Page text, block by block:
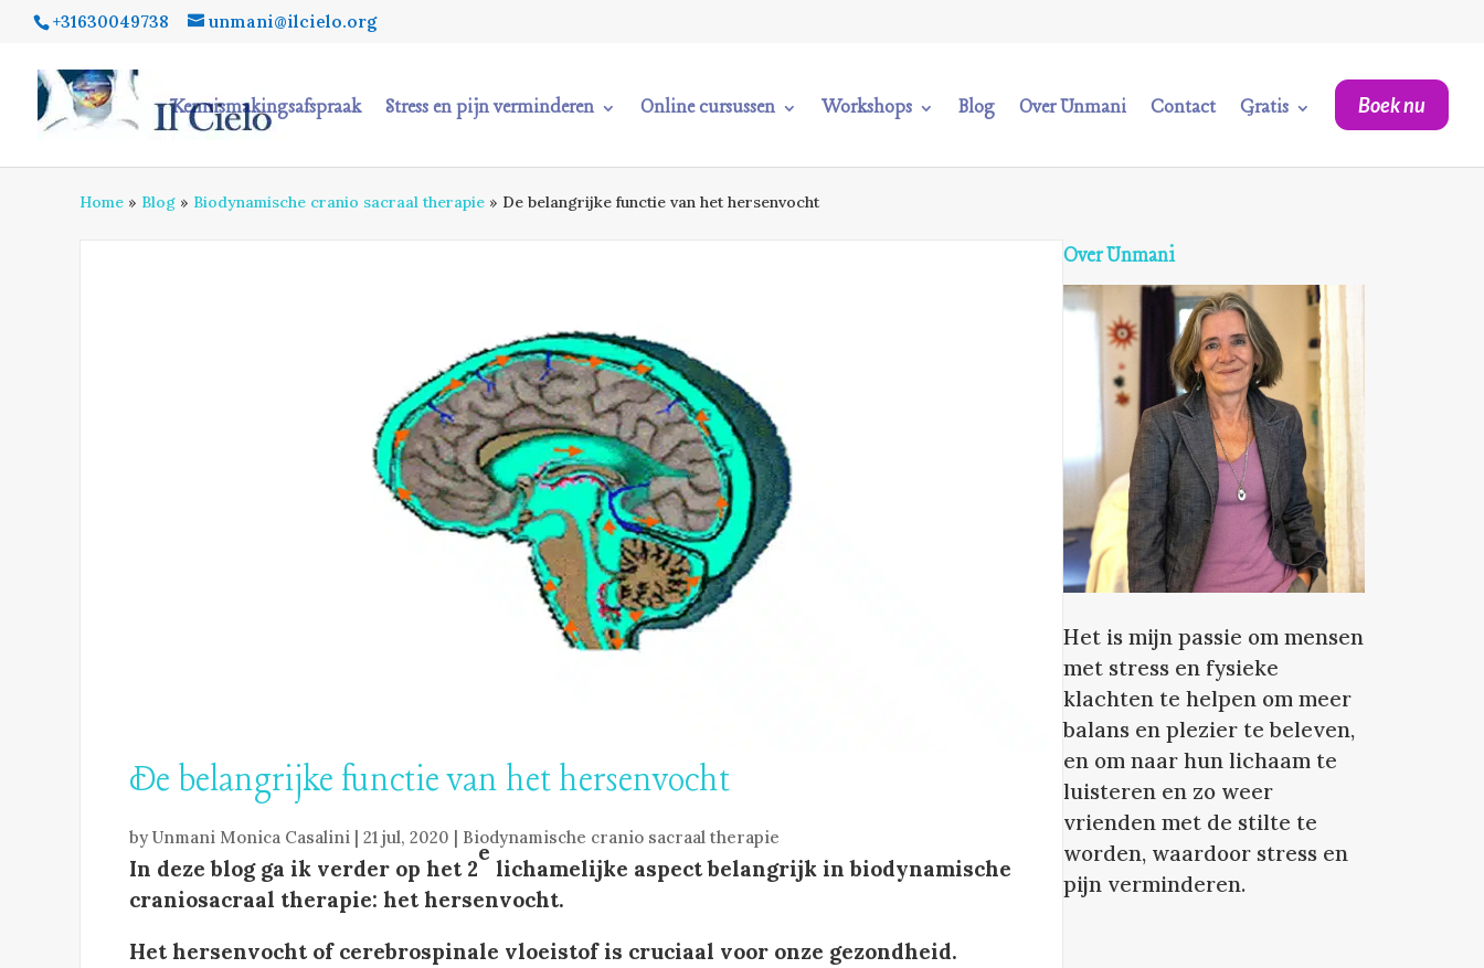
+31630049738 unmani@ilcielo.org
Kennismakingsafspraak Stress en pijn verminderen Online cursussen Workshops Blog Over Unmani Contact Gratis Boek nu
Home » Blog » Biodynamische cranio sacraal therapie » De belangrijke functie van het hersenvocht
De belangrijke functie van het hersenvocht
byUnmani Monica Casalini |21 jul, 2020 | Biodynamische cranio sacraal therapie
In deze blog ga ik verder op het 2
e
lichamelijke aspect belangrijk in biodynamische
craniosacraal therapie: het hersenvocht.
Het hersenvocht of cerebrospinale vloeistof is cruciaal voor onze gezondheid.
Over Unmani
Het is mijn passie om mensen
met stress en fysieke
klachten te helpen om meer
balans en plezier te beleven,
en om naar hun lichaam te
luisteren en zo weer
vrienden met de stilte te
worden, waardoor stress en
pijn verminderen.